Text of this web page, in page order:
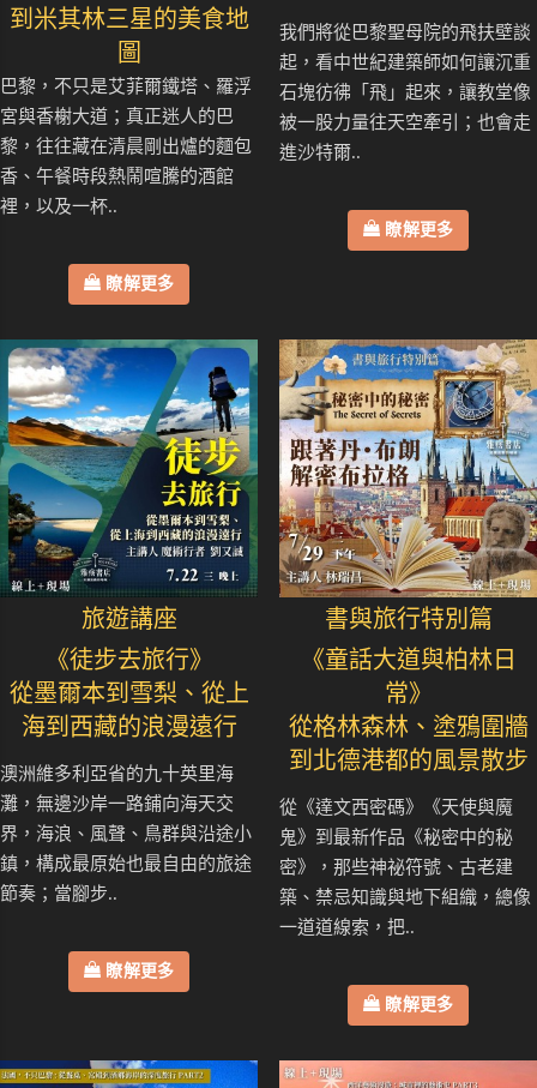
到米其林三星的美食地
圖
巴黎，不只是艾菲爾鐵塔、羅浮
宮與香榭大道；真正迷人的巴
黎，往往藏在清晨剛出爐的麵包
香、午餐時段熱鬧喧騰的酒館
裡，以及一杯..
瞭解更多
我們將從巴黎聖母院的飛扶壁談
起，看中世紀建築師如何讓沉重
石塊彷彿「飛」起來，讓教堂像
被一股力量往天空牽引；也會走
進沙特爾..
瞭解更多
旅遊講座
《徒步去旅行》
從墨爾本到雪梨、從上
海到西藏的浪漫遠行
澳洲維多利亞省的九十英里海
灘，無邊沙岸一路鋪向海天交
界，海浪、風聲、鳥群與沿途小
鎮，構成最原始也最自由的旅途
節奏；當腳步..
瞭解更多
書與旅行特別篇
《童話大道與柏林日
常》
從格林森林、塗鴉圍牆
到北德港都的風景散步
從《達文西密碼》《天使與魔
鬼》到最新作品《秘密中的秘
密》，那些神祕符號、古老建
築、禁忌知識與地下組織，總像
一道道線索，把..
瞭解更多